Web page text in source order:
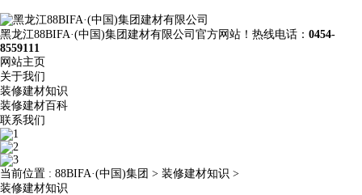
黑龙江88BIFA·(中国)集团建材有限公司官方网站！热线电话： 0454-
8559111
网站主页
关于我们
装修建材知识
装修建材百科
联系我们
当前位置 : 88BIFA·(中国)集团 > 装修建材知识 >
装修建材知识